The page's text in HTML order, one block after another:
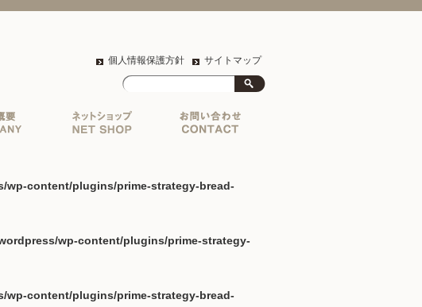
個人情報保護方針 サイトマップ
wp-content/plugins/prime-strategy-bread-
wp-content/plugins/prime-strategy-
wp-content/plugins/prime-strategy-bread-